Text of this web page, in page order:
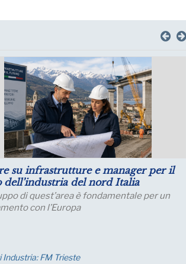
della Produttività e Prospettive
Zoom con il Prof. Giampaolo Galli -
CPI Università Cattolica - mercoledì